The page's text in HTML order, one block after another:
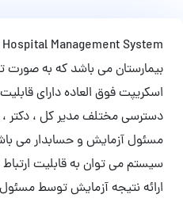
بیمارستان می باشد که به صورت
دسترسی مختلف مدیر کل ، دکتر ،
مسئول آزمایش و حسابدار می
سیستم می توان به قابلیت
ارائه نتیجه آزمایش توسط